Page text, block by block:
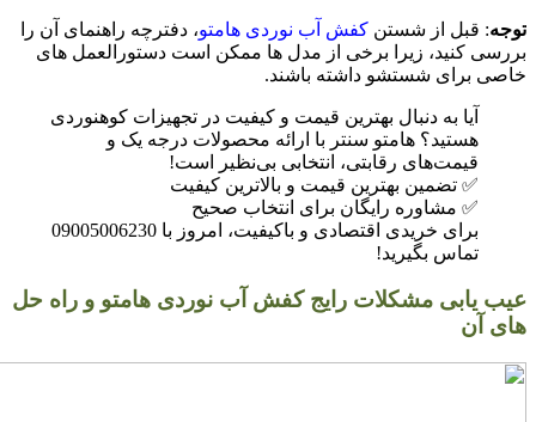
توجه: قبل از شستن کفش آب نوردی هامتو، دفترچه راهنمای آن را
بررسی کنید، زیرا برخی از مدل ها ممکن است دستورالعمل های
خاصی برای شستشو داشته باشند.
آیا به دنبال بهترین قیمت و کیفیت در تجهیزات کوهنوردی
هستید؟ هامتو سنتر با ارائه محصولات درجه یک و
قیمت‌های رقابتی، انتخابی بی‌نظیر است!
✅ تضمین بهترین قیمت و بالاترین کیفیت
✅ مشاوره رایگان برای انتخاب صحیح
برای خریدی اقتصادی و باکیفیت، امروز با 09005006230
تماس بگیرید!
عیب یابی مشکلات رایج کفش آب نوردی هامتو و راه حل
های آن